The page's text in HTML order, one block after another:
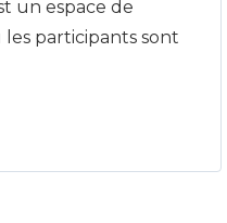
un espace de
participants sont